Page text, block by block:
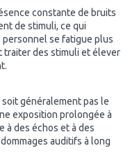
constante de bruits
de stimuli, ce qui
se fatigue plus
traiter des stimuli et élever
généralement pas le
exposition prolongée à
à des échos et à des
auditifs à long